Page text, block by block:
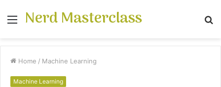
Menu
Nerd Masterclass
Home / Machine Learning
Machine Learning